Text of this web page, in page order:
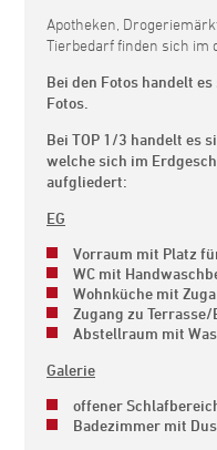
Apotheken,
Tierbedarf finden sich im
Bei den Fotos handelt
Fotos.
Bei TOP 1/3 handelt es
welche sich im
aufgliedert:
EG
Vorraum mit Platz
WC mit
Wohnküche mit
Zugang zu
Abstellraum mit
Galerie
offener
Badezimmer mit